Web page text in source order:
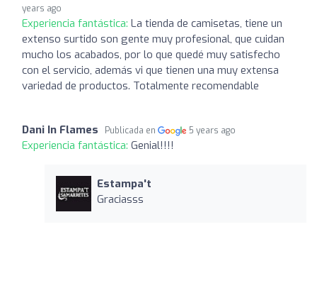
years ago
Experiencia fantástica: La tienda de camisetas, tiene un
extenso surtido son gente muy profesional, que cuidan
mucho los acabados, por lo que quedé muy satisfecho
con el servicio, además vi que tienen una muy extensa
variedad de productos. Totalmente recomendable
Dani In Flames Publicada en 5 years ago
Experiencia fantástica: Genial!!!!
Estampa't
Graciasss